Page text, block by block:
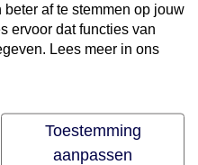
af te stemmen op jouw
ervoor dat functies van
Lees meer in ons
Toestemming
aanpassen